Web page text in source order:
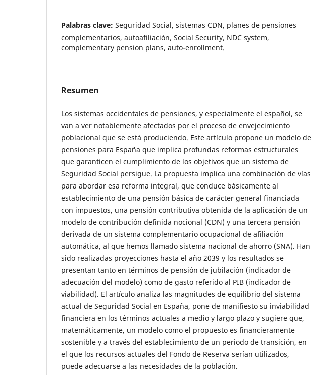
Palabras clave: Seguridad Social, sistemas CDN, planes de pensiones
complementarios, autoafiliación, Social Security, NDC system,
complementary pension plans, auto-enrollment.
Resumen
Los sistemas occidentales de pensiones, y especialmente el español, se
van a ver notablemente afectados por el proceso de envejecimiento
poblacional que se está produciendo. Este artículo propone un modelo de
pensiones para España que implica profundas reformas estructurales
que garanticen el cumplimiento de los objetivos que un sistema de
Seguridad Social persigue. La propuesta implica una combinación de vías
para abordar esa reforma integral, que conduce básicamente al
establecimiento de una pensión básica de carácter general financiada
con impuestos, una pensión contributiva obtenida de la aplicación de un
modelo de contribución definida nocional (CDN) y una tercera pensión
derivada de un sistema complementario ocupacional de afiliación
automática, al que hemos llamado sistema nacional de ahorro (SNA). Han
sido realizadas proyecciones hasta el año 2039 y los resultados se
presentan tanto en términos de pensión de jubilación (indicador de
adecuación del modelo) como de gasto referido al PIB (indicador de
viabilidad). El artículo analiza las magnitudes de equilibrio del sistema
actual de Seguridad Social en España, pone de manifiesto su inviabilidad
financiera en los términos actuales a medio y largo plazo y sugiere que,
matemáticamente, un modelo como el propuesto es financieramente
sostenible y a través del establecimiento de un periodo de transición, en
el que los recursos actuales del Fondo de Reserva serían utilizados,
puede adecuarse a las necesidades de la población.